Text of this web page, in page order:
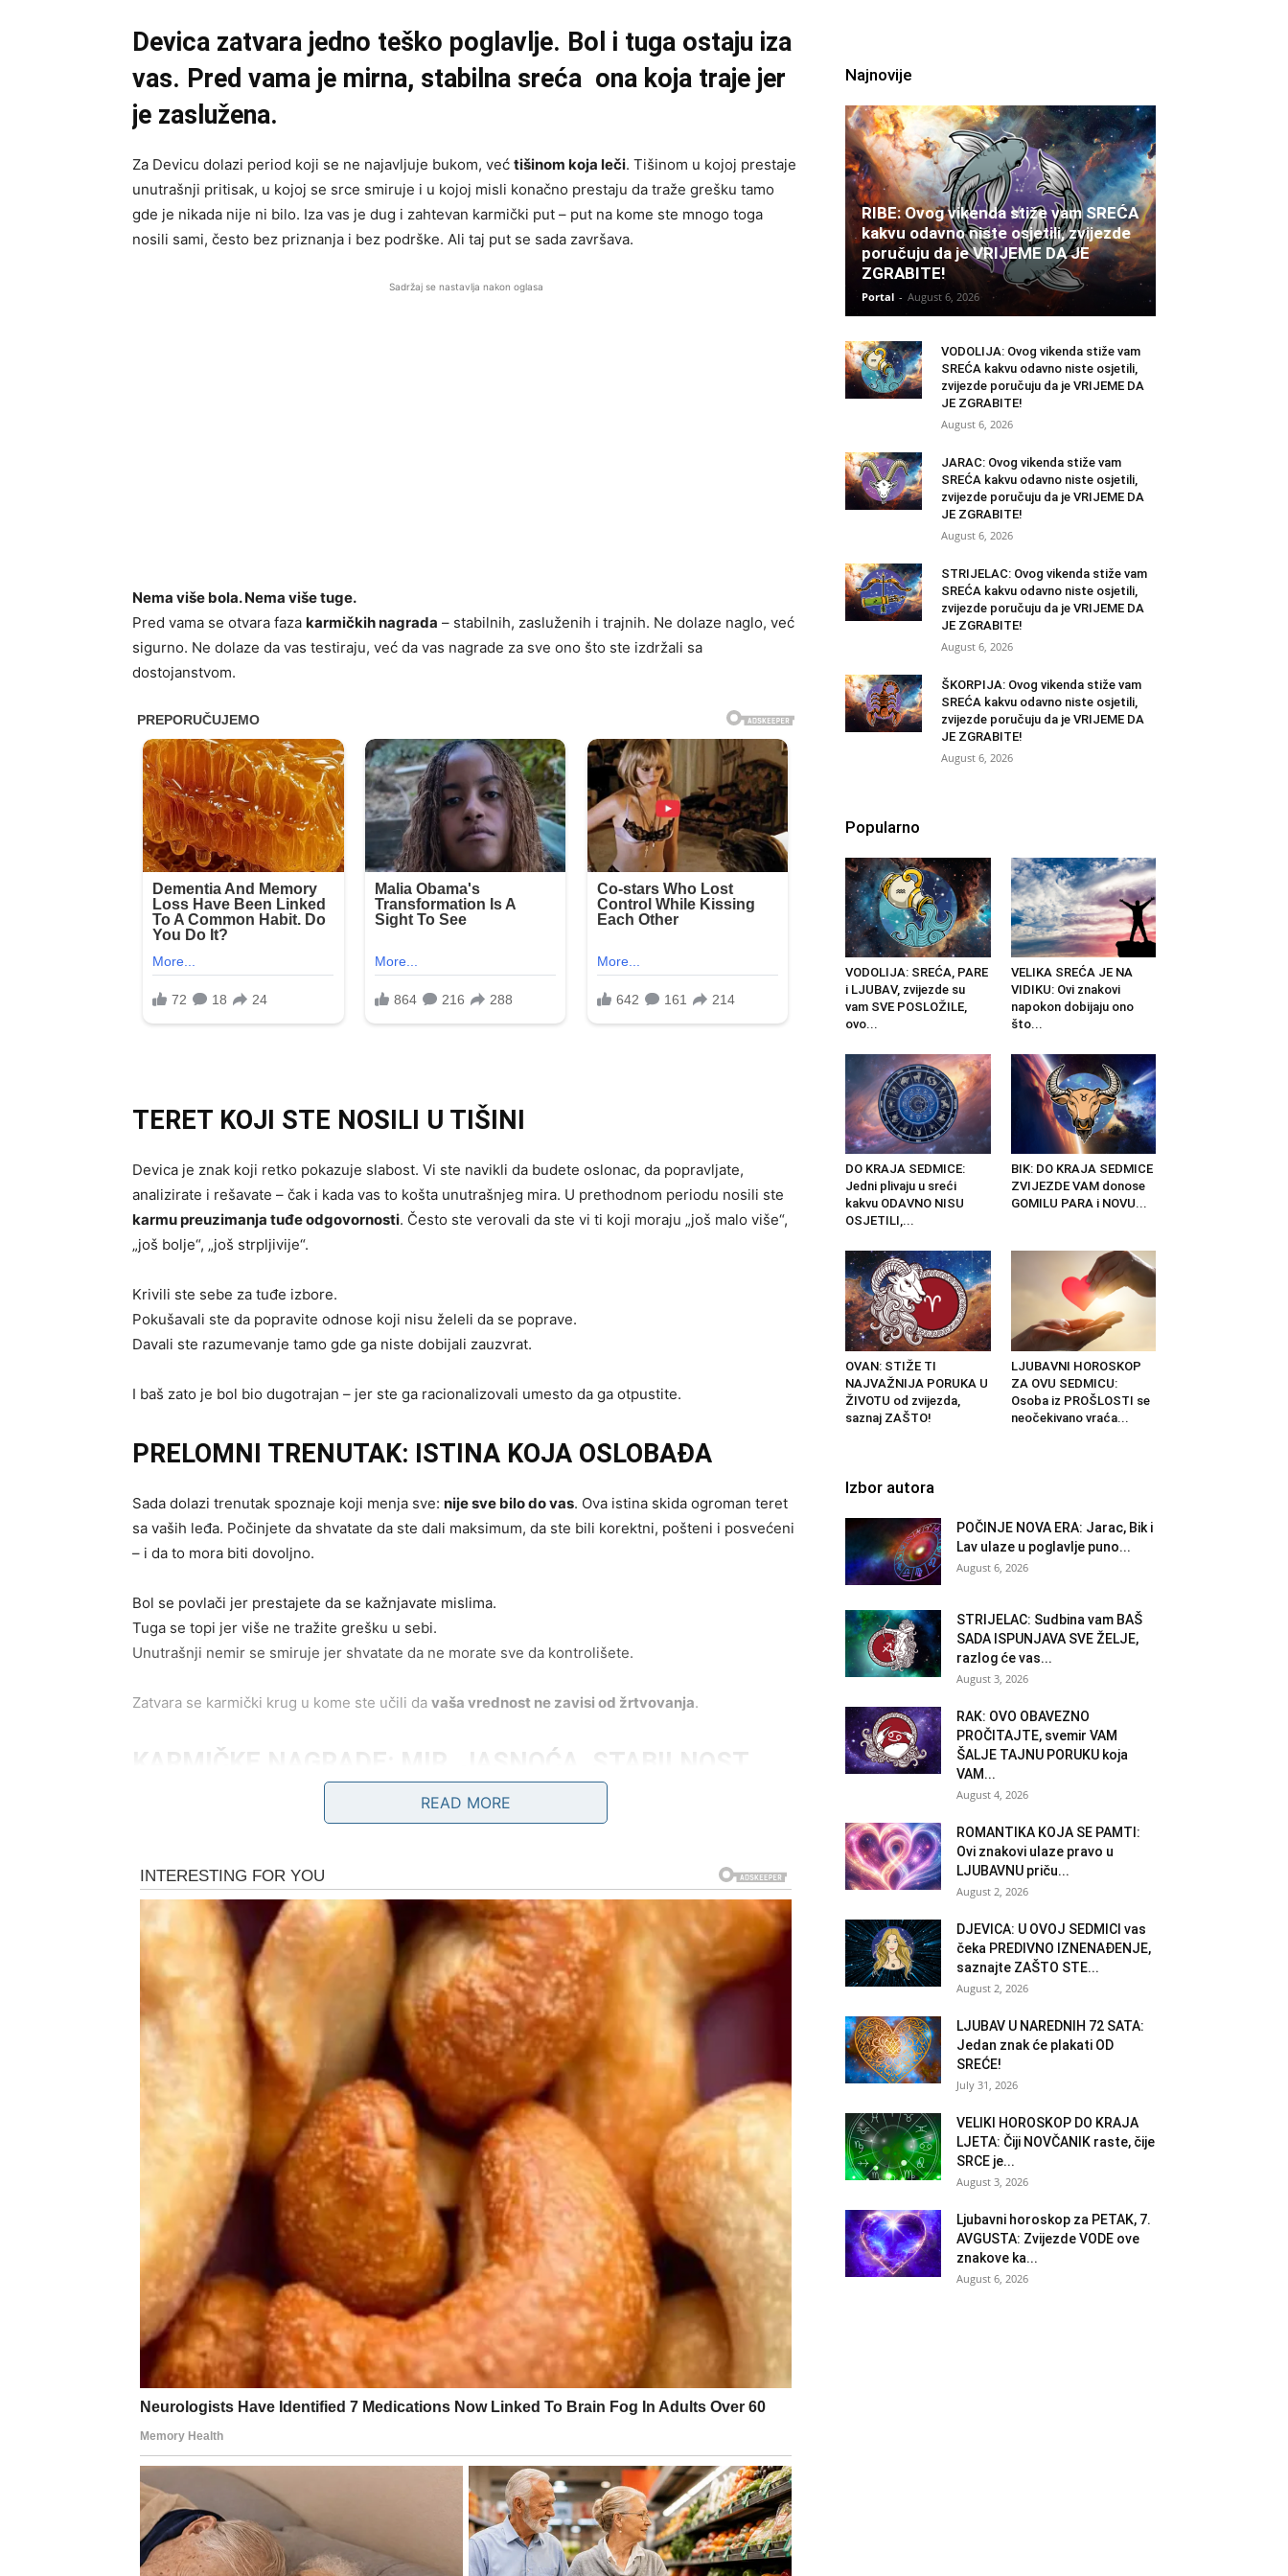
Devica zatvara jedno teško poglavlje. Bol i tuga ostaju iza
vas. Pred vama je mirna, stabilna sreća ona koja traje jer
je zaslužena.
Za Devicu dolazi period koji se ne najavljuje bukom, već tišinom koja leči. Tišinom u kojoj prestaje
unutrašnji pritisak, u kojoj se srce smiruje i u kojoj misli konačno prestaju da traže grešku tamo
gde je nikada nije ni bilo. Iza vas je dug i zahtevan karmički put – put na kome ste mnogo toga
nosili sami, često bez priznanja i bez podrške. Ali taj put se sada završava.
Sadržaj se nastavlja nakon oglasa
Nema više bola. Nema više tuge.
Pred vama se otvara faza karmičkih nagrada – stabilnih, zasluženih i trajnih. Ne dolaze naglo, već
sigurno. Ne dolaze da vas testiraju, već da vas nagrade za sve ono što ste izdržali sa
dostojanstvom.
TERET KOJI STE NOSILI U TIŠINI
Devica je znak koji retko pokazuje slabost. Vi ste navikli da budete oslonac, da popravljate,
analizirate i rešavate – čak i kada vas to košta unutrašnjeg mira. U prethodnom periodu nosili ste
karmu preuzimanja tuđe odgovornosti. Često ste verovali da ste vi ti koji moraju „još malo više“,
„još bolje“, „još strpljivije“.
Krivili ste sebe za tuđe izbore.
Pokušavali ste da popravite odnose koji nisu želeli da se poprave.
Davali ste razumevanje tamo gde ga niste dobijali zauzvrat.
I baš zato je bol bio dugotrajan – jer ste ga racionalizovali umesto da ga otpustite.
PRELOMNI TRENUTAK: ISTINA KOJA OSLOBAĐA
Sada dolazi trenutak spoznaje koji menja sve: nije sve bilo do vas. Ova istina skida ogroman teret
sa vaših leđa. Počinjete da shvatate da ste dali maksimum, da ste bili korektni, pošteni i posvećeni
– i da to mora biti dovoljno.
Bol se povlači jer prestajete da se kažnjavate mislima.
Tuga se topi jer više ne tražite grešku u sebi.
Unutrašnji nemir se smiruje jer shvatate da ne morate sve da kontrolišete.
Zatvara se karmički krug u kome ste učili da vaša vrednost ne zavisi od žrtvovanja.
KARMIČKE NAGRADE: MIR, JASNOĆA, STABILNOST
Kada karma nagrađuje Devicu, ona to čini krozred koji vam prija
Nagrade koje dolaze uključuju:
rešavanje dugotrajnog problema,
priznanje za trud koji je bio nevidljiv,
olakšanje u svakodnevici,
osećaj da se život konačno „uklapa“.
Karma vam vraća ono što ste davali: poštenje, doslednost i brigu – ali sada u vašu korist
LJUBAV: SIGURNOST UMESTO SUMNJE
Na emotivnom planu, Devica izlazi iz faze preispitivanja. Možda ste se pitali da li tražite previše, da
li ste previše zahtevni ili da li ste „teški“. Istina je jednostavna:tražili ste iskrenost i stabilnost.
Sada se energija menja.
poštuje vaše granice i ceni vašu posvećenost. Ako ste u vezi, odnos se čisti od sumnji i ulazi u
mirniju, sigurniju fazu – ili se završava bez drame, ostavljajući prostor za nešto zdravije.
Vi više ne želite da analizirate ljubav.
Vi želite daje živite bez straha
READ MORE
Najnovije
RIBE: Ovog vikenda stiže vam SREĆA
kakvu odavno niste osjetili, zvijezde
poručuju da je VRIJEME DA JE
ZGRABITE!
Portal - August 6, 2026
VODOLIJA: Ovog vikenda stiže vam
SREĆA kakvu odavno niste osjetili,
zvijezde poručuju da je VRIJEME DA
JE ZGRABITE!
August 6, 2026
JARAC: Ovog vikenda stiže vam
SREĆA kakvu odavno niste osjetili,
zvijezde poručuju da je VRIJEME DA
JE ZGRABITE!
August 6, 2026
STRIJELAC: Ovog vikenda stiže vam
SREĆA kakvu odavno niste osjetili,
zvijezde poručuju da je VRIJEME DA
JE ZGRABITE!
August 6, 2026
ŠKORPIJA: Ovog vikenda stiže vam
SREĆA kakvu odavno niste osjetili,
zvijezde poručuju da je VRIJEME DA
JE ZGRABITE!
August 6, 2026
Popularno
VODOLIJA: SREĆA, PARE
i LJUBAV, zvijezde su
vam SVE POSLOŽILE,
ovo...
VELIKA SREĆA JE NA
VIDIKU: Ovi znakovi
napokon dobijaju ono
što...
DO KRAJA SEDMICE:
Jedni plivaju u sreći
kakvu ODAVNO NISU
OSJETILI,...
BIK: DO KRAJA SEDMICE
ZVIJEZDE VAM donose
GOMILU PARA i NOVU...
OVAN: STIŽE TI
NAJVAŽNIJA PORUKA U
ŽIVOTU od zvijezda,
saznaj ZAŠTO!
LJUBAVNI HOROSKOP
ZA OVU SEDMICU:
Osoba iz PROŠLOSTI se
neočekivano vraća...
Izbor autora
POČINJE NOVA ERA: Jarac, Bik i
Lav ulaze u poglavlje puno...
August 6, 2026
STRIJELAC: Sudbina vam BAŠ
SADA ISPUNJAVA SVE ŽELJE,
razlog će vas...
August 3, 2026
RAK: OVO OBAVEZNO
PROČITAJTE, svemir VAM
ŠALJE TAJNU PORUKU koja
VAM...
August 4, 2026
ROMANTIKA KOJA SE PAMTI:
Ovi znakovi ulaze pravo u
LJUBAVNU priču...
August 2, 2026
DJEVICA: U OVOJ SEDMICI vas
čeka PREDIVNO IZNENAĐENJE,
saznajte ZAŠTO STE...
August 2, 2026
LJUBAV U NAREDNIH 72 SATA:
Jedan znak će plakati OD
SREĆE!
July 31, 2026
VELIKI HOROSKOP DO KRAJA
LJETA: Čiji NOVČANIK raste, čije
SRCE je...
August 3, 2026
Ljubavni horoskop za PETAK, 7.
AVGUSTA: Zvijezde VODE ove
znakove ka...
August 6, 2026